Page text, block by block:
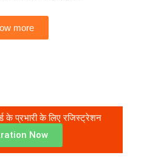
more
के प्रभारी के लिए रजिस्ट्रेशन
Now